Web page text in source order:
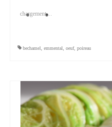
chargement…
bechamel emmental oeuf, poireau